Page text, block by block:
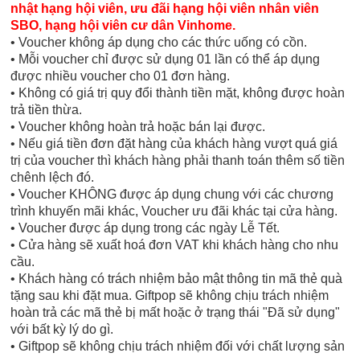
nhật hạng hội viên, ưu đãi hạng hội viên nhân viên
SBO, hạng hội viên cư dân Vinhome.
• Voucher không áp dụng cho các thức uống có cồn.
• Mỗi voucher chỉ được sử dụng 01 lần có thể áp dụng
được nhiều voucher cho 01 đơn hàng.
• Không có giá trị quy đổi thành tiền mặt, không được hoàn
trả tiền thừa.
• Voucher không hoàn trả hoặc bán lại được.
• Nếu giá tiền đơn đặt hàng của khách hàng vượt quá giá
trị của voucher thì khách hàng phải thanh toán thêm số tiền
chênh lệch đó.
• Voucher KHÔNG được áp dụng chung với các chương
trình khuyến mãi khác, Voucher ưu đãi khác tại cửa hàng.
• Voucher được áp dụng trong các ngày Lễ Tết.
• Cửa hàng sẽ xuất hoá đơn VAT khi khách hàng cho nhu
cầu.
• Khách hàng có trách nhiệm bảo mật thông tin mã thẻ quà
tặng sau khi đặt mua. Giftpop sẽ không chịu trách nhiệm
hoàn trả các mã thẻ bị mất hoặc ở trạng thái "Đã sử dụng"
với bất kỳ lý do gì.
• Giftpop sẽ không chịu trách nhiệm đối với chất lượng sản